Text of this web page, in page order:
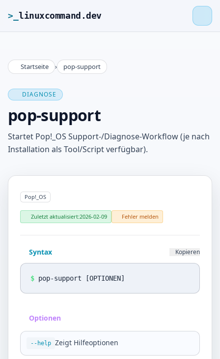
>_ linuxcommand.dev
>_linuxcommand.dev
Roadmap
Impressum
Datenschutz
DE EN
Design
Startseite › pop-support
DIAGNOSE
pop-support
Startet Pop!_OS Support-/Diagnose-Workflow (je nach
Installation als Tool/Script verfügbar).
Pop!_OS
Zuletzt aktualisiert:2026-02-09 Fehler melden
Syntax Kopieren
$ pop-support [OPTIONEN]
Optionen
--help Zeigt Hilfeoptionen